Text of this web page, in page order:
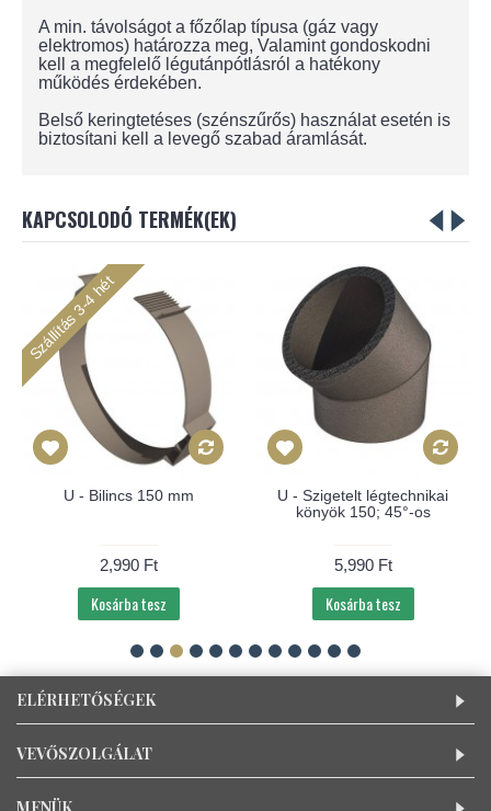
A min. távolságot a főzőlap típusa (gáz vagy
elektromos) határozza meg, Valamint gondoskodni
kell a megfelelő légutánpótlásról a hatékony
működés érdekében.
Belső keringtetéses (szénszűrős) használat esetén is
biztosítani kell a levegő szabad áramlását.
KAPCSOLODÓ TERMÉK(EK)
Szállítás 3-4 hét
U - Bilincs 150 mm
2,990 Ft
Kosárba tesz
U - Szigetelt légtechnikai
könyök 150; 45°-os
5,990 Ft
Kosárba tesz
ELÉRHETŐSÉGEK
VEVŐSZOLGÁLAT